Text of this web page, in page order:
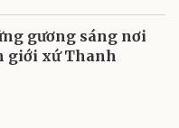
gương sáng nơi
giới xứ Thanh